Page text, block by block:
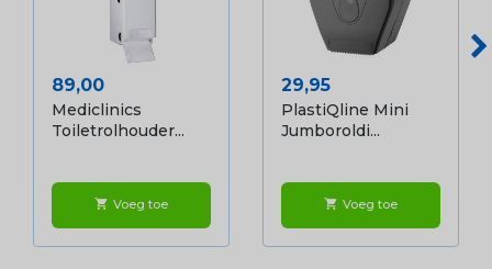
Prijs
89,00
Mediclinics
Toiletrolhouder...
shopping_cart Voeg toe
Prijs
29,95
PlastiQline Mini
Jumboroldi...
shopping_cart Voeg toe